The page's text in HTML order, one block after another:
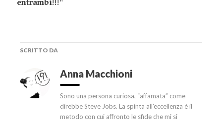
entrambi!!!"
SCRITTO DA
Anna Macchioni
Sono una persona curiosa, “affamata” come
direbbe Steve Jobs. La spinta all'eccellenza è il
metodo con cui affronto le sfide che mi si